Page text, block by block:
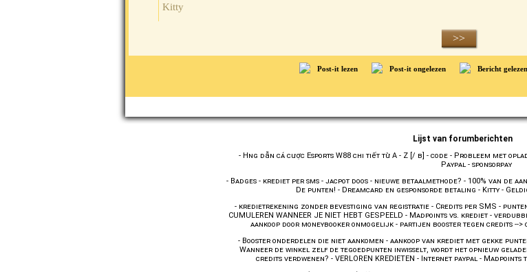
Kitty
>>
Post-it lezen Post-it ongelezen Bericht gelezen
Lijst van forumberichten
- Hng dẫn cá cược Esports W88 chi tiết từ A - Z [/ b] - code - Probleem met
Paypal- sponsorpay
- Badges- krediet per sms- jacpot doos- nieuwe betaalmethode? - 100% van de
De punten! - Dreamcard en gesponsorde betaling - Kitty -
- kredietrekening zonder bevestiging van registratie- Credits per SMS -
CUMULEREN WANNEER JE NIET HEBT GESPEELD - Madpoints vs. krediet-
aankoop door moneybooker onmogelijk - partijen booster tegen credits -->
- Booster onderdelen die niet aankomen - aankoop van krediet met gekke
Wanneer de winkel zelf de tegoedpunten inwisselt, wordt het opnieuw
credits verdwenen? - VERLOREN KREDIETEN - Internet paypal- Madpoints